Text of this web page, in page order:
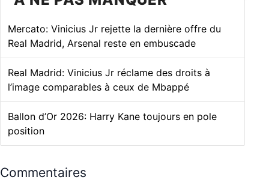
Mercato: Vinicius Jr rejette la dernière offre du
Real Madrid, Arsenal reste en embuscade
Real Madrid: Vinicius Jr réclame des droits à
l’image comparables à ceux de Mbappé
Ballon d’Or 2026: Harry Kane toujours en pole
position
Commentaires